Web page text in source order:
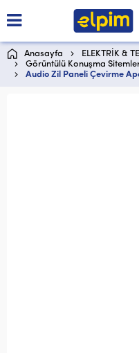
Anasayfa
ELEKTRİK &
Görüntülü Konuşma
Audio Zil Paneli Çevirme